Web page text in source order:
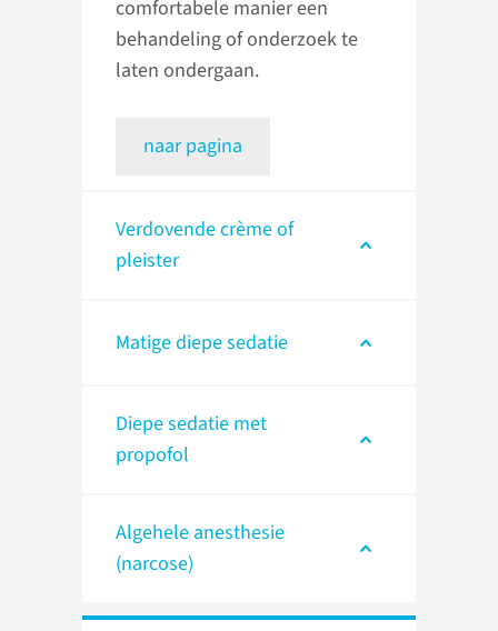
comfortabele manier een
behandeling of onderzoek te
laten ondergaan.
naar pagina
Verdovende crème of
pleister
Matige diepe sedatie
Diepe sedatie met
propofol
Algehele anesthesie
(narcose)